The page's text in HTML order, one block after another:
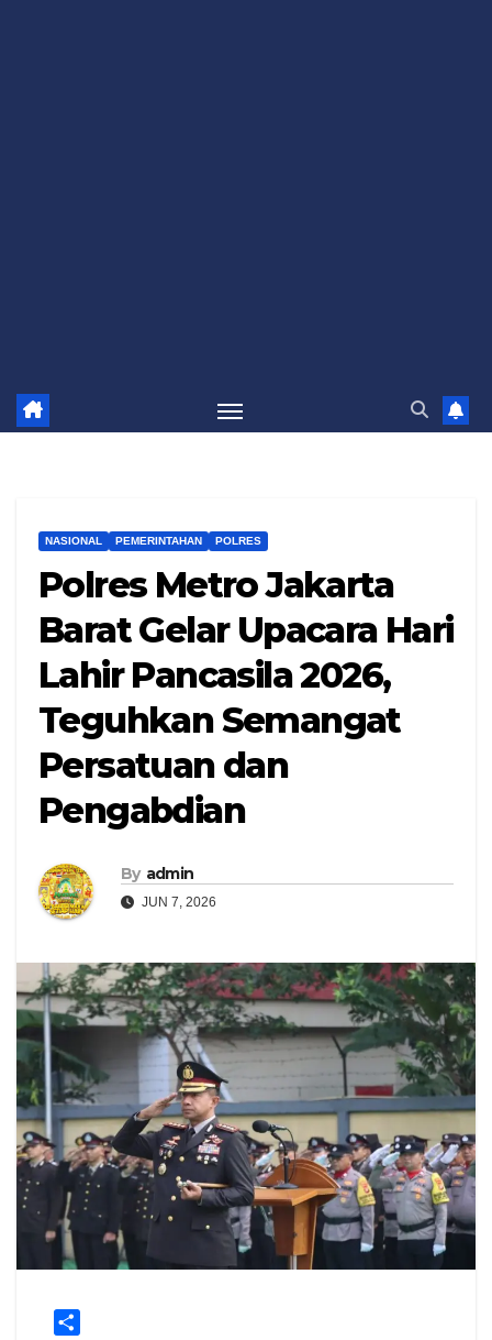
NASIONAL PEMERINTAHAN POLRES
Polres Metro Jakarta
Barat Gelar Upacara Hari
Lahir Pancasila 2026,
Teguhkan Semangat
Persatuan dan
Pengabdian
By admin
JUN 7, 2026